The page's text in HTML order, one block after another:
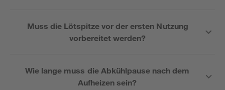
Muss die Lötspitze vor der ersten Nutzung
vorbereitet werden?
Wie lange muss die Abkühlpause nach dem
Aufheizen sein?